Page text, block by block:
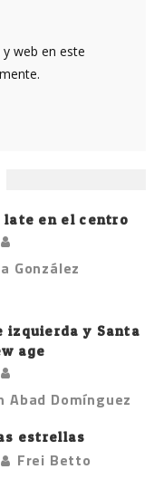
web en este
late en el centro
González
izquierda y Santa
age
Abad Domínguez
estrellas
Frei Betto